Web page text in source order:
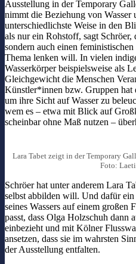
Ausstellung in der Temporary
nimmt die Beziehung von Wasser
unterschiedlichste Weise in den
als nur ein Rohstoff, sagt
sondern auch einen
Thema lenken will. In vielen
Wasserkörper beispielsweise als
Gleichgewicht die Menschen
Künstler*innen bzw. Gruppen hat
um ihre Sicht auf Wasser zu
wem es – etwa mit Blick auf
scheinbar ohne Maß nutzen –
Lara Tabet zeigt in der Temporary
Foto:
Schröer hat unter anderem Lara
selbst abbilden will. Und dafür
seines Wassers auf einem großen
passt, dass Olga Holzschuh dann
einbezieht und mit Kölner
ansetzen, dass sie im wahrsten
der Ausstellung entfalten.